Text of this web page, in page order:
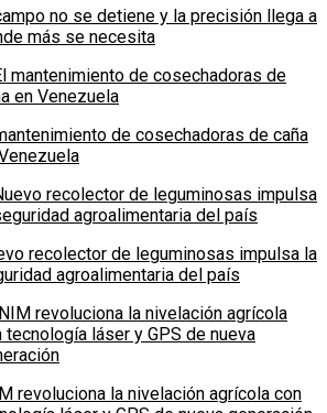
no se detiene y la precisión llega a
más se necesita
de cosechadoras de caña
recolector de leguminosas impulsa la
agroalimentaria del país
revoluciona la nivelación agrícola con